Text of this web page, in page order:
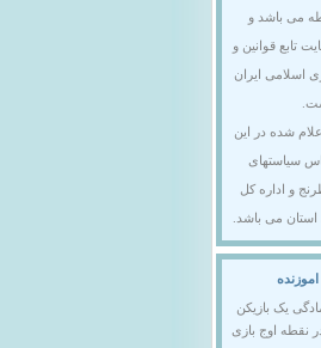
می باشد و
تابع قوانین و
اسلامی ایران
شده در این
سیاستهای
و اداره کل
می باشد.
یک بازیکن
نقطه اوج بازی